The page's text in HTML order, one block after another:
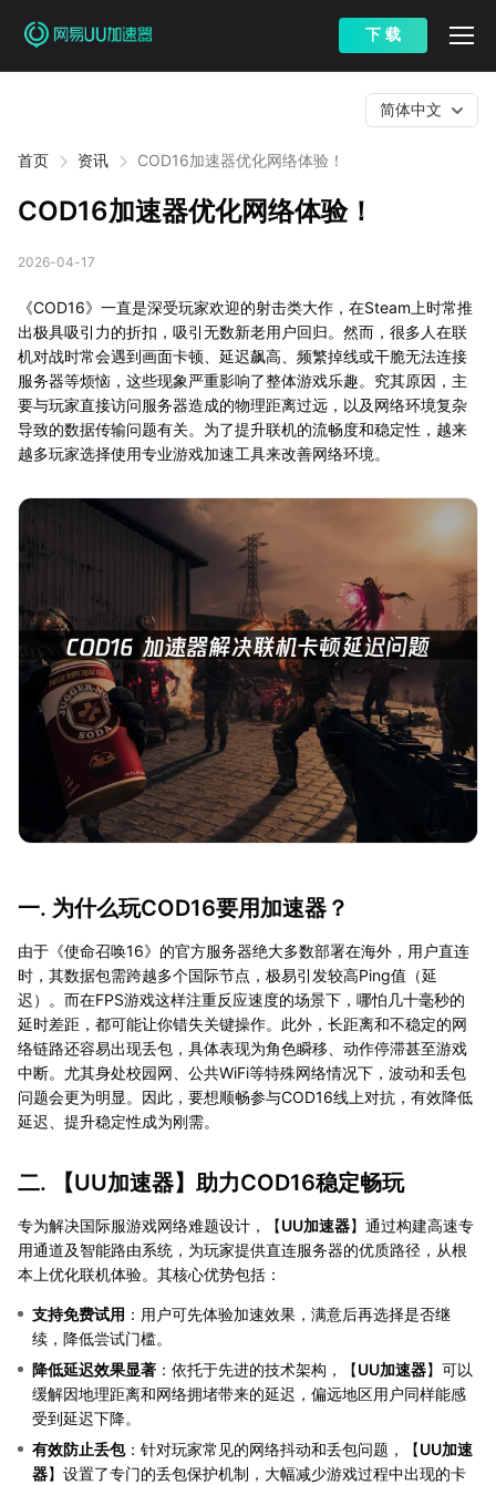
下 载
首页 资讯 COD16加速器优化网络体验！
简体中文
COD16加速器优化网络体验！
2026-04-17
《COD16》一直是深受玩家欢迎的射击类大作，在Steam上时常推
出极具吸引力的折扣，吸引无数新老用户回归。然而，很多人在联
机对战时常会遇到画面卡顿、延迟飙高、频繁掉线或干脆无法连接
服务器等烦恼，这些现象严重影响了整体游戏乐趣。究其原因，主
要与玩家直接访问服务器造成的物理距离过远，以及网络环境复杂
导致的数据传输问题有关。为了提升联机的流畅度和稳定性，越来
越多玩家选择使用专业游戏加速工具来改善网络环境。
一. 为什么玩COD16要用加速器？
由于《使命召唤16》的官方服务器绝大多数部署在海外，用户直连
时，其数据包需跨越多个国际节点，极易引发较高Ping值（延
迟）。而在FPS游戏这样注重反应速度的场景下，哪怕几十毫秒的
延时差距，都可能让你错失关键操作。此外，长距离和不稳定的网
络链路还容易出现丢包，具体表现为角色瞬移、动作停滞甚至游戏
中断。尤其身处校园网、公共WiFi等特殊网络情况下，波动和丢包
问题会更为明显。因此，要想顺畅参与COD16线上对抗，有效降低
延迟、提升稳定性成为刚需。
二. 【UU加速器】助力COD16稳定畅玩
专为解决国际服游戏网络难题设计，【UU加速器】通过构建高速专
用通道及智能路由系统，为玩家提供直连服务器的优质路径，从根
本上优化联机体验。其核心优势包括：
支持免费试用 ：用户可先体验加速效果，满意后再选择是否继
续，降低尝试门槛。
降低延迟效果显著 ：依托于先进的技术架构，【UU加速器】可以
缓解因地理距离和网络拥堵带来的延迟，偏远地区用户同样能感
受到延迟下降。
有效防止丢包：针对玩家常见的网络抖动和丢包问题，【UU加速
器】设置了专门的丢包保护机制，大幅减少游戏过程中出现的卡